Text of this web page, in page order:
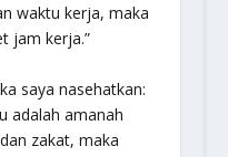
waktu kerja, maka
jam kerja.”
saya nasehatkan:
adalah amanah
zakat, maka